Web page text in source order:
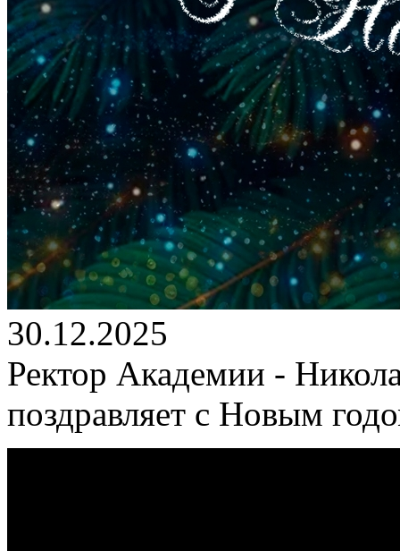
30.12.2025
Ректор Академии -
поздравляет с Новым